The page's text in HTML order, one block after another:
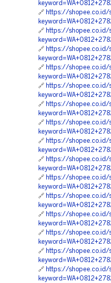
🔗 https://shopee.co.id/
🔗 https://shopee.co.id/
🔗 https://shopee.co.id/
🔗 https://shopee.co.id/
🔗 https://shopee.co.id/
🔗 https://shopee.co.id/
🔗 https://shopee.co.id/
🔗 https://shopee.co.id/
🔗 https://shopee.co.id/
🔗 https://shopee.co.id/
🔗 https://shopee.co.id/
🔗 https://shopee.co.id/
🔗 https://shopee.co.id/
🔗 https://shopee.co.id/
🔗 https://shopee.co.id/